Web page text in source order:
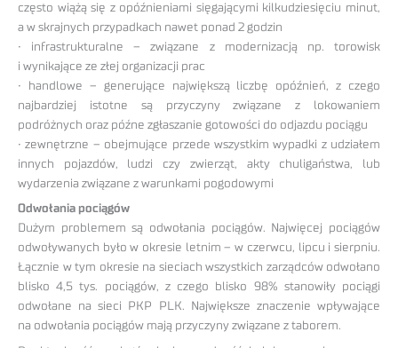
często wiążą się z opóźnieniami sięgającymi kilkudziesięciu minut,
a w skrajnych przypadkach nawet ponad 2 godzin
• infrastrukturalne – związane z modernizacją np. torowisk
i wynikające ze złej organizacji prac
• handlowe – generujące największą liczbę opóźnień, z czego
najbardziej istotne są przyczyny związane z lokowaniem
podróżnych oraz późne zgłaszanie gotowości do odjazdu pociągu
• zewnętrzne – obejmujące przede wszystkim wypadki z udziałem
innych pojazdów, ludzi czy zwierząt, akty chuligaństwa, lub
wydarzenia związane z warunkami pogodowymi
Odwołania pociągów
Dużym problemem są odwołania pociągów. Najwięcej pociągów
odwoływanych było w okresie letnim – w czerwcu, lipcu i sierpniu.
Łącznie w tym okresie na sieciach wszystkich zarządców odwołano
blisko 4,5 tys. pociągów, z czego blisko 98% stanowiły pociągi
odwołane na sieci PKP PLK. Największe znaczenie wpływające
na odwołania pociągów mają przyczyny związane z taborem.